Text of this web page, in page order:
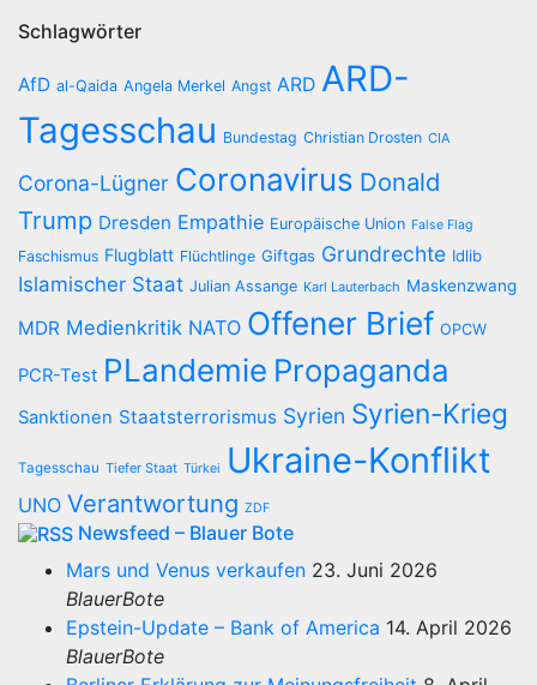
Schlagwörter
AfD al-Qaida Angela Merkel Angst ARD ARD-
Tagesschau Bundestag Christian Drosten CIA
Corona-Lügner Coronavirus Donald
Trump Dresden Empathie Europäische Union False Flag
Faschismus Flugblatt Flüchtlinge Giftgas Grundrechte Idlib
Islamischer Staat Julian Assange Karl Lauterbach Maskenzwang
MDR Medienkritik NATO Offener Brief OPCW
PCR-Test PLandemie Propaganda
Sanktionen Staatsterrorismus Syrien Syrien-Krieg
Tagesschau Tiefer Staat Türkei Ukraine-Konflikt
UNO Verantwortung ZDF
Newsfeed – Blauer Bote
Mars und Venus verkaufen 23. Juni 2026
BlauerBote
Epstein-Update – Bank of America 14. April 2026
BlauerBote